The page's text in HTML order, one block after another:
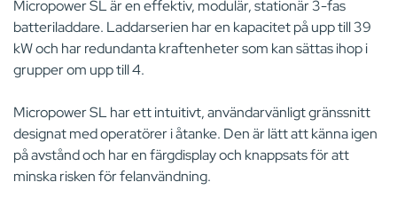
Micropower SL är en effektiv, modulär, stationär 3-fas
batteriladdare. Laddarserien har en kapacitet på upp till 39
kW och har redundanta kraftenheter som kan sättas ihop i
grupper om upp till 4.
Micropower SL har ett intuitivt, användarvänligt gränssnitt
designat med operatörer i åtanke. Den är lätt att känna igen
på avstånd och har en färgdisplay och knappsats för att
minska risken för felanvändning.